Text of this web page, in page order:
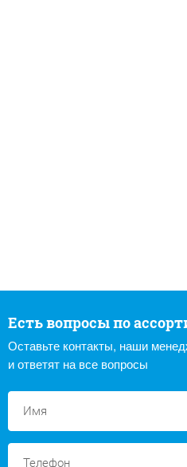
Есть вопросы по
Оставьте контакты, наши
и ответят на все вопросы